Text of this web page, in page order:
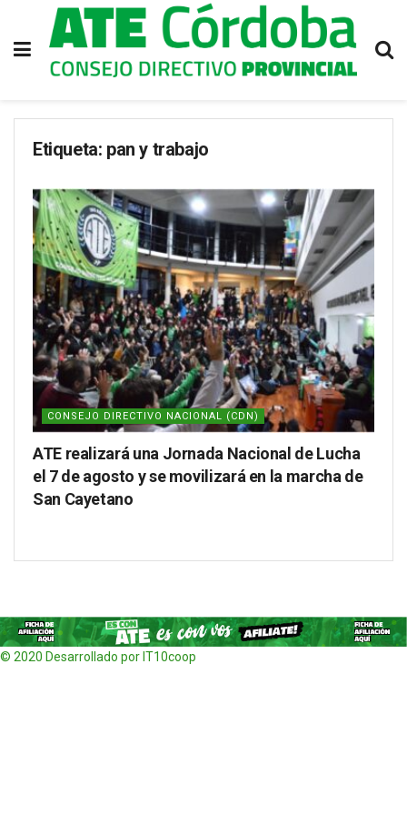
Etiqueta: pan y trabajo
CONSEJO DIRECTIVO NACIONAL (CDN)
ATE realizará una Jornada Nacional de Lucha
el 7 de agosto y se movilizará en la marcha de
San Cayetano
© 2020 Desarrollado por IT10coop